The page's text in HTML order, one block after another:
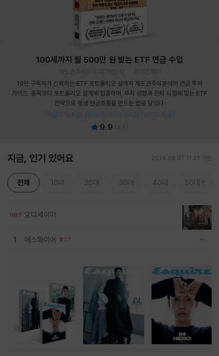
100세까지 월 500만 원 받는 ETF 연금 수업
제도권주식분석(최기원) 저
와이즈베리
10만 구독자가 신뢰하는 ETF 포트폴리오 설계자 제도권주식분석의 연금 투자
가이드. 종목보다 포트폴리오 설계에 집중하며, 투자 성향과 은퇴 시점에 맞는 ETF
전략으로 평생 현금흐름을 만드는 법을 담았다.
[이달의 책 8월] 산리오캐릭터즈 유리컵 (포인트 차감)
9.9 44
지금, 인기 있어요 2026.08.07 11:37 기준
전체 10대 20대 30대 40대 50대
HOT 오디세이아
1 에스콰이어 27